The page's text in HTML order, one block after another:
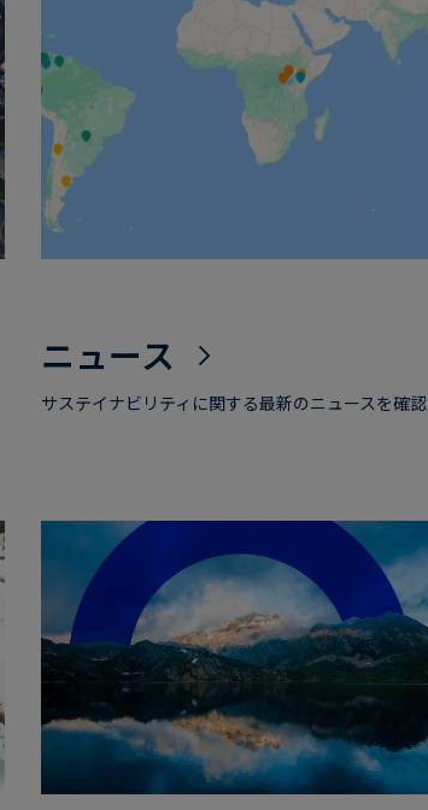
ニュース
サステイナビリティに関する最新のニュースを確認
English